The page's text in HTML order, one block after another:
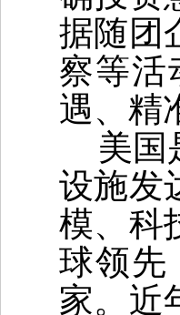
据随团
察等活
遇、精
美国
设施发
模、科
球领先
家。近